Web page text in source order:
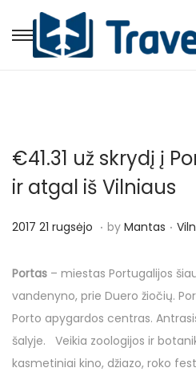
S
o
v
g
a
t
i
o
S
o
n
e
n
t
€41.31 už skrydį į
ir atgal iš Vilniaus
P
s
t
e
d
o
2017 21 rugsėjo 2
1
7
2
1
r
. by Mantas . P
s
t
e
d
i
Portas – miestas Portugalijos
vandenyno, prie Duero žiočių.
Porto apygardos centras.
šalyje. Veikia zoologijos ir
kasmetiniai kino, džiazo, roko